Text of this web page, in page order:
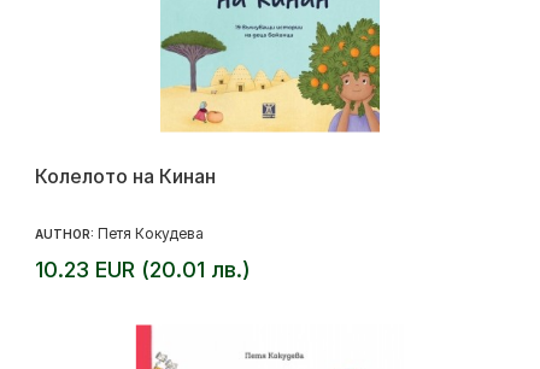
Колелото на Кинан
AUTHOR: Петя Кокудева
10.23 EUR (20.01 лв.)